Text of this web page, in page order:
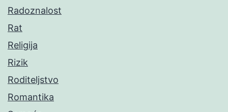
Radoznalost
Rat
Religija
Rizik
Roditeljstvo
Romantika